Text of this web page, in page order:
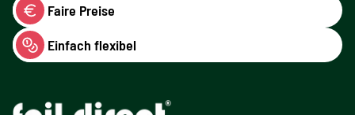
Faire Preise
Einfach flexibel